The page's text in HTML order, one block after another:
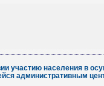
участию населения в
административным